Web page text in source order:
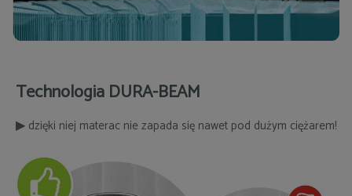
Technologia DURA-BEAM
▶ dzięki niej materac nie zapada się nawet pod dużym ciężarem!